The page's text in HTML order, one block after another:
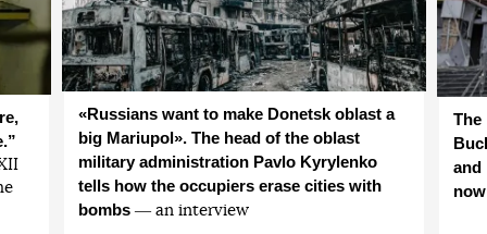
«Russians want to make Donetsk oblast a
big Mariupol». The head of the oblast
military administration Pavlo Kyrylenko
tells how the occupiers erase cities with
bombs ― an interview
The
and
now